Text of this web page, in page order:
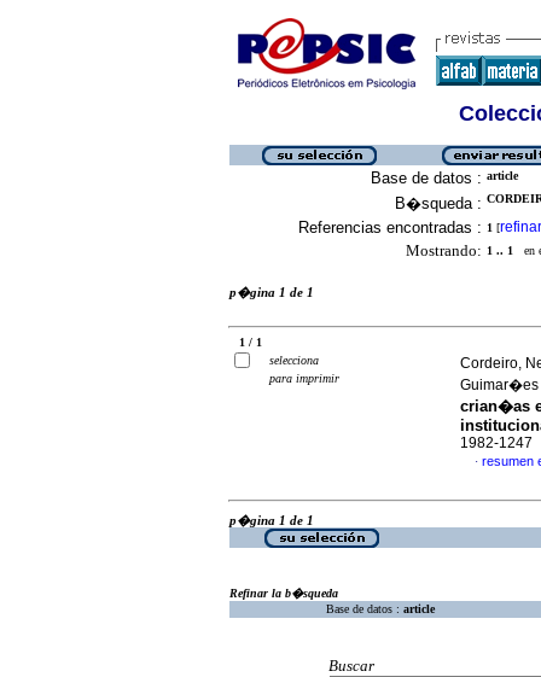
Base de datos : article
B�squeda :
Referencias encontradas : 1 [refinar
Mostrando: 1 .. 1 en
p�gina 1 de 1
1 / 1
selecciona
para imprimir
Cordeiro,
crian�as
1982-1247
· resumen
p�gina 1 de 1
Refinar la b�squeda
Base de datos : article
Buscar